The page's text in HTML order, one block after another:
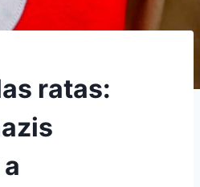
ratas: